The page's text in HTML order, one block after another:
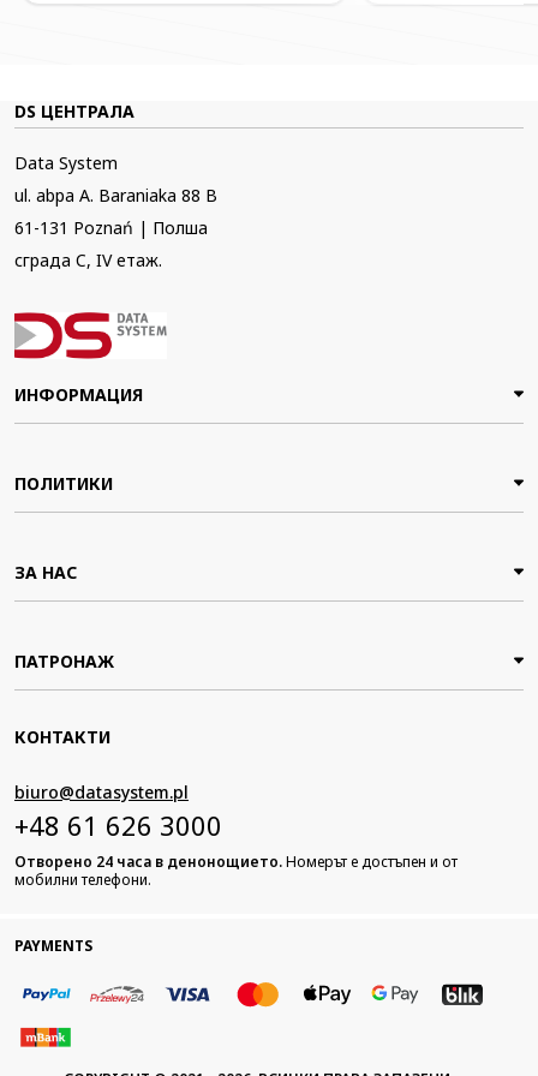
DS ЦЕНТРАЛА
Data System
ul. abpa A. Baraniaka 88 B
61-131 Poznań | Полша
сграда C, IV етаж.
ИНФОРМАЦИЯ
ПОЛИТИКИ
ЗА НАС
ПАТРОНАЖ
КОНТАКТИ
biuro@datasystem.pl
+48 61 626 3000
Отворено 24 часа в денонощието.Номерът е достъпен и от
мобилни телефони.
PAYMENTS